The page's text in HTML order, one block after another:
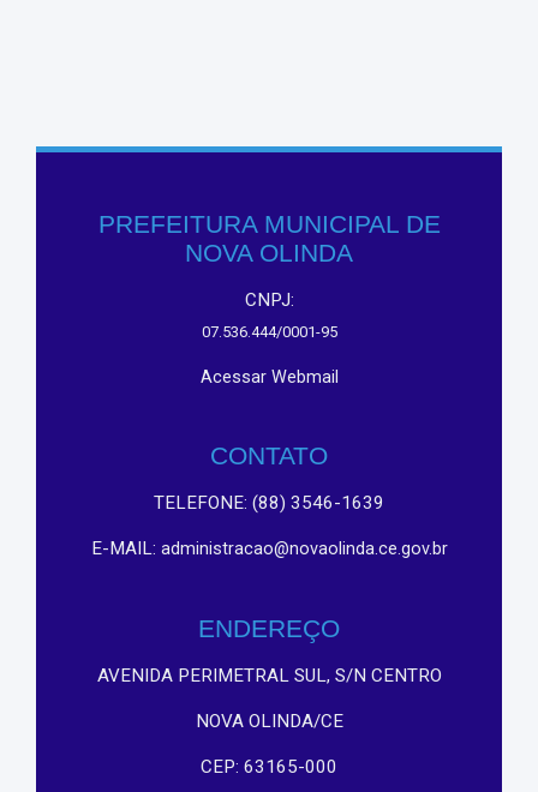
PREFEITURA MUNICIPAL DE
NOVA OLINDA
CNPJ:
07.536.444/0001-95
Acessar Webmail
CONTATO
TELEFONE: (88) 3546-1639
E-MAIL: administracao@novaolinda.ce.gov.br
ENDEREÇO
AVENIDA PERIMETRAL SUL, S/N CENTRO
NOVA OLINDA/CE
CEP: 63165-000